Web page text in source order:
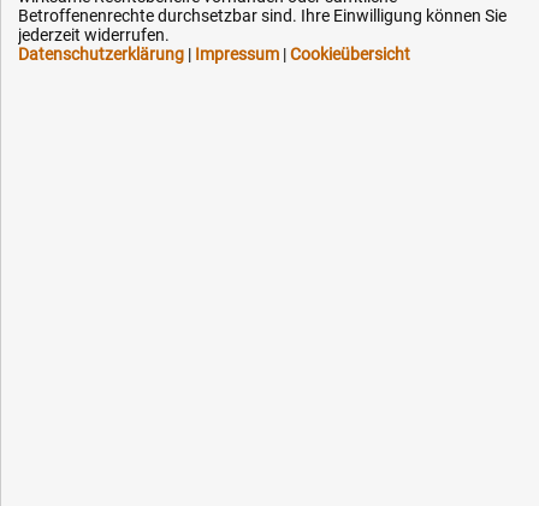
Kontakt
Betroffenenrechte durchsetzbar sind. Ihre Einwilligung können Sie
jederzeit widerrufen.
Datenschutzerklärung | Impressum |Cookieübersicht